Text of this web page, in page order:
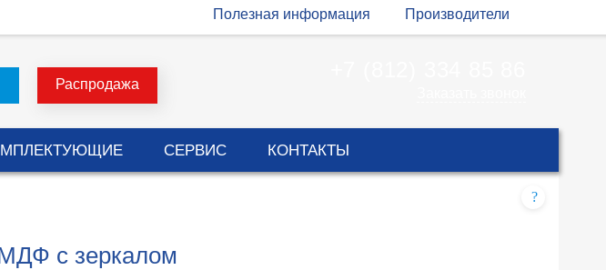
Полезная информация Производители
Распродажа
СЕРВИС КОНТАКТЫ
с зеркалом
?